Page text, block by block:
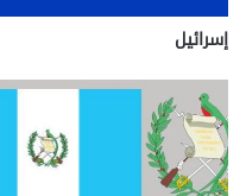
إسرائيل